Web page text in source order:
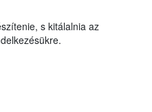
s kitálalnia az